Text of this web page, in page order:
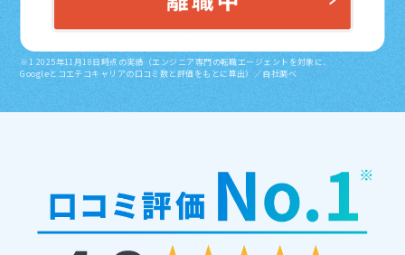
※1 2025年11月18日時点の実績（エンジニア専門の転職エージェントを対象に、
Googleとコエテコキャリアの口コミ数と評価をもとに算出）／自社調べ